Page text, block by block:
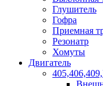
Глушитель
Гофра
Приемная
Резонатр
Хомуты
Двигатель